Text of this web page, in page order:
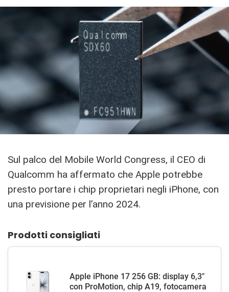
Sul palco del Mobile World Congress, il CEO di
Qualcomm ha affermato che Apple potrebbe
presto portare i chip proprietari negli iPhone, con
una previsione per l’anno 2024.
Prodotti consigliati
Apple iPhone 17 256 GB: display 6,3"
con ProMotion, chip A19, fotocamera